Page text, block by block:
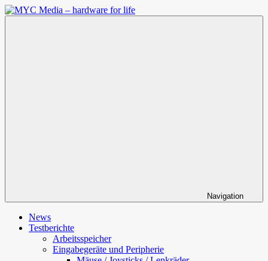
Zum
Inhalt
Navigation
News
Testberichte
Arbeitsspeicher
Eingabegeräte und Peripherie